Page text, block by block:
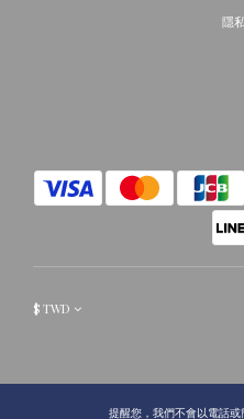
隱
$ TWD
提醒您，我們不會以電話或